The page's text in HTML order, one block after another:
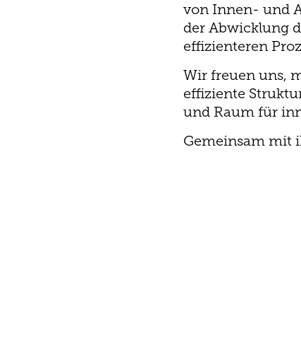
von Innen- und
der Abwicklung
effizienteren
Wir freuen uns,
effiziente
und Raum für
Gemeinsam mit